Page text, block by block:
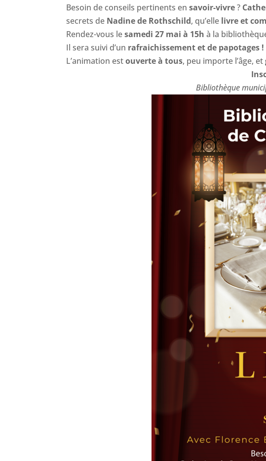
Besoin de conseils pertinents ensavoir-vivre?
secrets de Nadine de Rothschild, qu’elle livre et
Rendez-vous lesamedi 27 mai à 15h à la
Il sera suivi d’un rafraichissement et de papotages !
L’animation estouverte à tous, peu importe l’âge, et
Bibliothèque